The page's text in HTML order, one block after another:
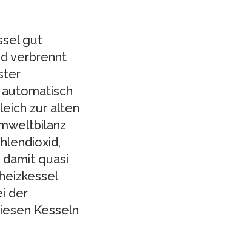
gut
verbrennt
zur alten
quasi
der
Kesseln